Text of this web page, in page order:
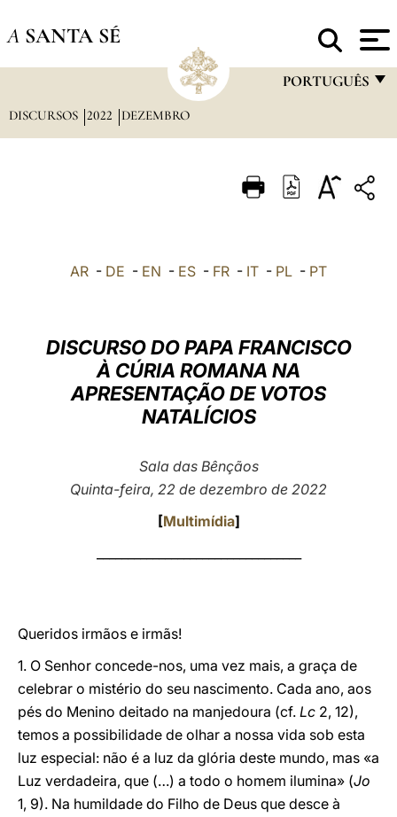
A SANTA SÉ
PORTUGUÊS
ITALIANO
العربيّة
中文
DISCURSOS 2022 DEZEMBRO
AR - DE - EN - ES - FR - IT - PL - PT
DISCURSO DO PAPA FRANCISCO
À CÚRIA ROMANA NA
APRESENTAÇÃO DE VOTOS
NATALÍCIOS
Sala das Bênçãos
Quinta-feira, 22 de dezembro de 2022
[Multimídia]
Queridos irmãos e irmãs!
1. O Senhor concede-nos, uma vez mais, a graça de
celebrar o mistério do seu nascimento. Cada ano, aos
pés do Menino deitado na manjedoura (cf. Lc 2, 12),
temos a possibilidade de olhar a nossa vida sob esta
luz especial: não é a luz da glória deste mundo, mas «a
Luz verdadeira, que (…) a todo o homem ilumina» (Jo
1, 9). Na humildade do Filho de Deus que desce à